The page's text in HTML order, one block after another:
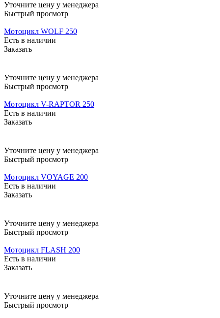
Уточните цену у менеджера
Быстрый просмотр
Мотоцикл WOLF 250
Есть в наличии
Заказать
Уточните цену у менеджера
Быстрый просмотр
Мотоцикл V-RAPTOR 250
Есть в наличии
Заказать
Уточните цену у менеджера
Быстрый просмотр
Мотоцикл VOYAGE 200
Есть в наличии
Заказать
Уточните цену у менеджера
Быстрый просмотр
Мотоцикл FLASH 200
Есть в наличии
Заказать
Уточните цену у менеджера
Быстрый просмотр